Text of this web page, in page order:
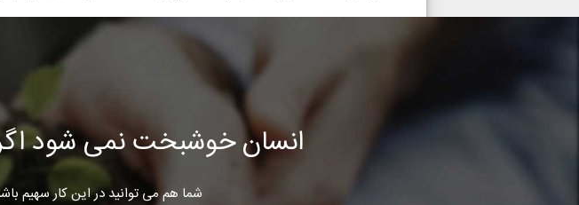
انسان خوشبخت نمی شود
شما هم می توانید در این کار سهیم